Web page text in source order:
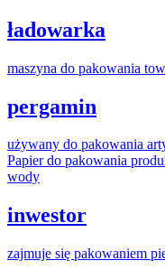
ładowarka
maszyna do pakowania
pergamin
używany do pakowania
Papier do pakowania
wody
inwestor
zajmuje się pakowaniem